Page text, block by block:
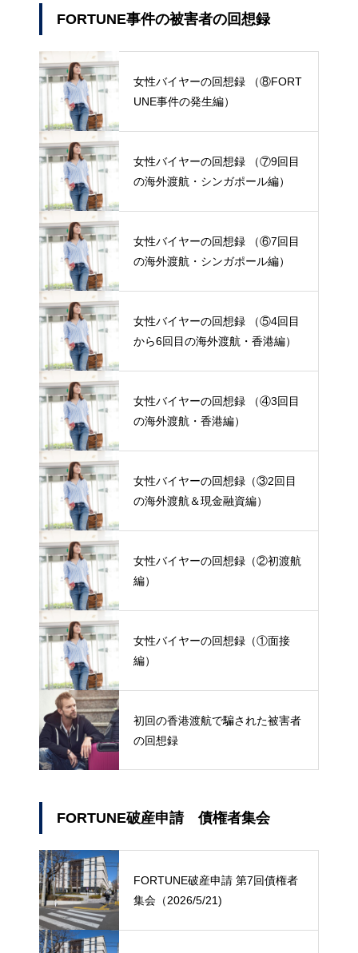
FORTUNE事件の被害者の回想録
女性バイヤーの回想録 （⑧FORT
UNE事件の発生編）
女性バイヤーの回想録 （⑦9回目
の海外渡航・シンガポール編）
女性バイヤーの回想録 （⑥7回目
の海外渡航・シンガポール編）
女性バイヤーの回想録 （⑤4回目
から6回目の海外渡航・香港編）
女性バイヤーの回想録 （④3回目
の海外渡航・香港編）
女性バイヤーの回想録（③2回目
の海外渡航＆現金融資編）
女性バイヤーの回想録（②初渡航
編）
女性バイヤーの回想録（①面接
編）
初回の香港渡航で騙された被害者
の回想録
FORTUNE破産申請 債権者集会
FORTUNE破産申請 第7回債権者
集会（2026/5/21)